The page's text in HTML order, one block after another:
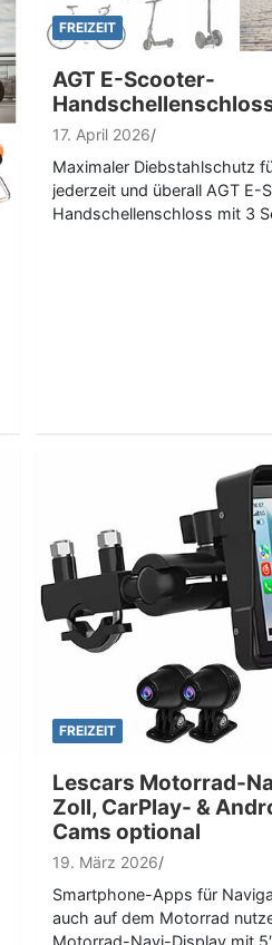
FREIZEIT
AGT E-Scooter-
17. April 2026
Maximaler Diebstahlschutz
jederzeit und überall AGT E-
Handschellenschloss mit 3
FREIZEIT
Lescars Motorrad-
Zoll, CarPlay- &
Cams optional
19. März 2026
Smartphone-Apps für
auch auf dem Motorrad
Motorrad-Navi-Display mit